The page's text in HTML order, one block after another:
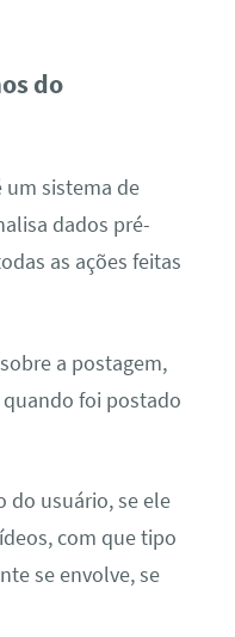
do
sistema de
dados pré-
as ações feitas
a postagem,
foi postado
do usuário, se ele
com que tipo
se envolve, se